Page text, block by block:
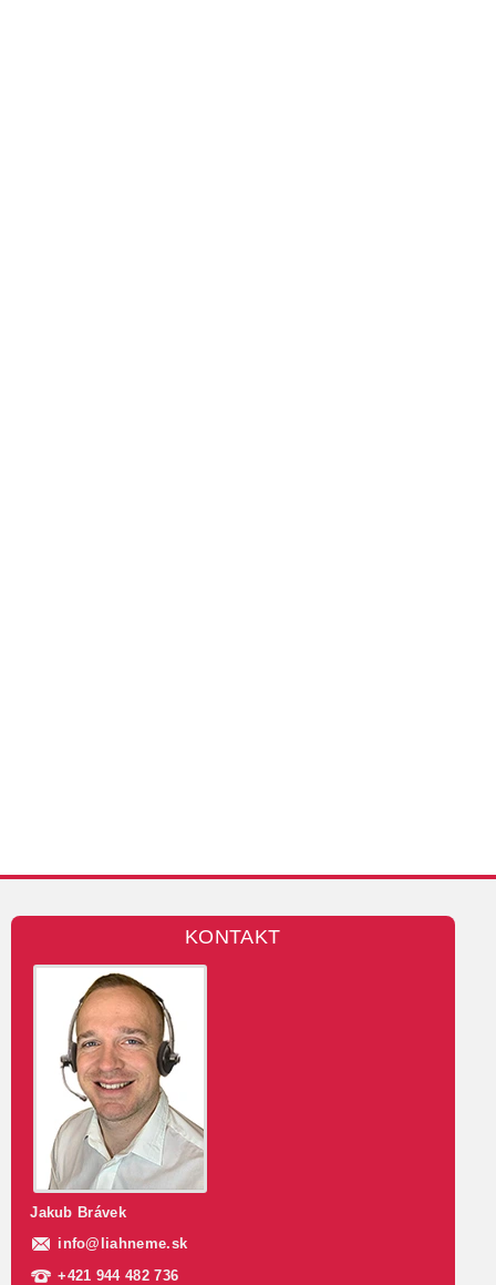
KONTAKT
Jakub Brávek
info@ liahneme.sk
+421 944 482 736